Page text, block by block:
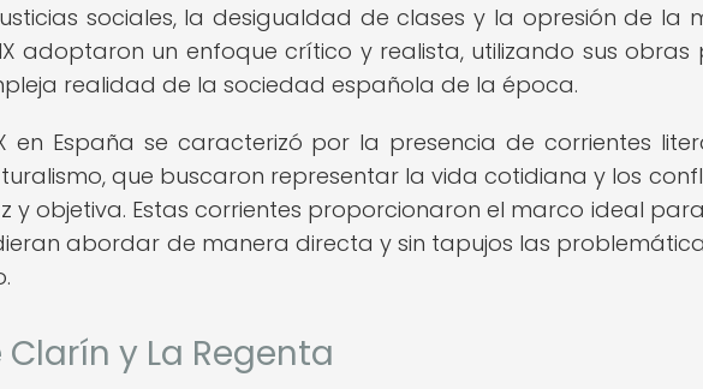
sociales, la desigualdad de clases y la opresión de la
adoptaron un enfoque crítico y realista, utilizando sus obras
realidad de la sociedad española de la época.
en España se caracterizó por la presencia de corrientes
que buscaron representar la vida cotidiana y los
y objetiva. Estas corrientes proporcionaron el marco ideal
abordar de manera directa y sin tapujos las
y La Regenta